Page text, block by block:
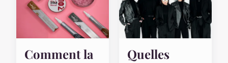
Comment la
Quelles